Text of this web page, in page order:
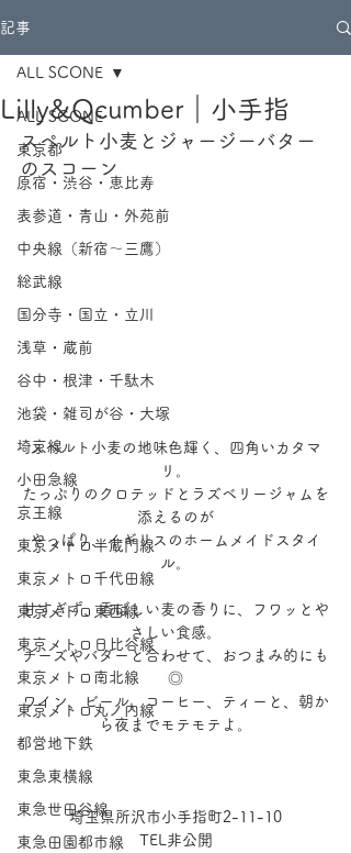
記事
ALL SCONE
東京都
原宿・渋谷・恵比寿
表参道・青山・外苑前
中央線（新宿～三鷹）
総武線
国分寺・国立・立川
浅草・蔵前
谷中・根津・千駄木
池袋・雑司が谷・大塚
埼京線
小田急線
京王線
東京メトロ半蔵門線
東京メトロ千代田線
東京メトロ東西線
東京メトロ日比谷線
東京メトロ南北線
東京メトロ丸ノ内線
都営地下鉄
東急東横線
東急世田谷線
東急田園都市線
ALL SCONE
Lilly&Qcumber｜小手指
スペルト小麦とジャージーバター
のスコーン
スペルト小麦の地味色輝く、四角いカタマ
リ。
たっぷりのクロテッドとラズベリージャムを
添えるのが
やっぱり、イギリスのホームメイドスタイ
ル。
甘すぎず、香ばしい麦の香りに、フワッとや
さしい食感。
チーズやバターと合わせて、おつまみ的にも
◎
ワイン、ビール、コーヒー、ティーと、朝か
ら夜までモテモテよ。
埼玉県所沢市小手指町2-11-10
TEL非公開